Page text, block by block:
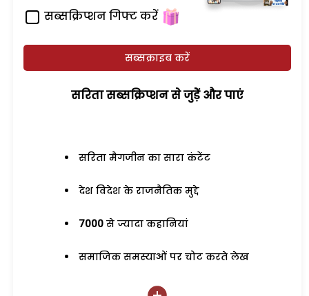
सब्सक्रिप्शन गिफ्ट करें
सब्सक्राइब करें
सरिता सब्सक्रिप्शन से जुड़ेें और पाएं
सरिता मैगजीन का सारा कंटेंट
देश विदेश के राजनैतिक मुद्दे
7000 से ज्यादा कहानियां
समाजिक समस्याओं पर चोट करते लेख